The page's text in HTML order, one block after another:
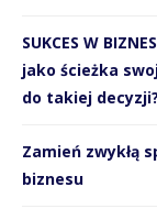
SUKCES W
jako ścieżka
do takiej decyzji?
Zamień zwykłą
biznesu